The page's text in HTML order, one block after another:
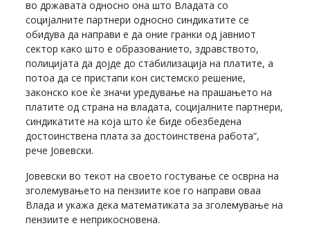
во државата односно она што Владата со
социјалните партнери односно синдикатите се
обидува да направи е да оние гранки од јавниот
сектор како што е образованието, здравството,
полицијата да дојде до стабилизација на платите, а
потоа да се пристапи кон системско решение,
законско кое ќе значи уредување на прашањето на
платите од страна на владата, социјалните партнери,
синдикатите на која што ќе биде обезбедена
достоинствена плата за достоинствена работа“,
рече Јовевски.
Јовевски во текот на своето гостување се осврна на
зголемувањето на пензиите кое го направи оваа
Влада и укажа дека математиката за зголемување на
пензиите е неприкосновена.